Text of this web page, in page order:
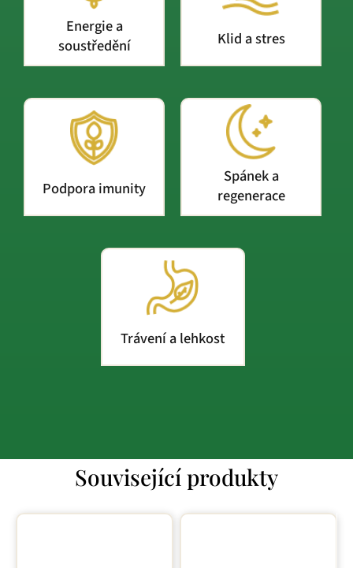
Energie a
soustředění
Klid a stres
Podpora imunity
Spánek a
regenerace
Trávení a lehkost
Související produkty